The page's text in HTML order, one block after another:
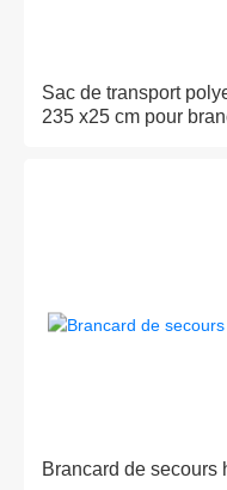
Sac de transport
235 x25 cm pour
Brancard de secours